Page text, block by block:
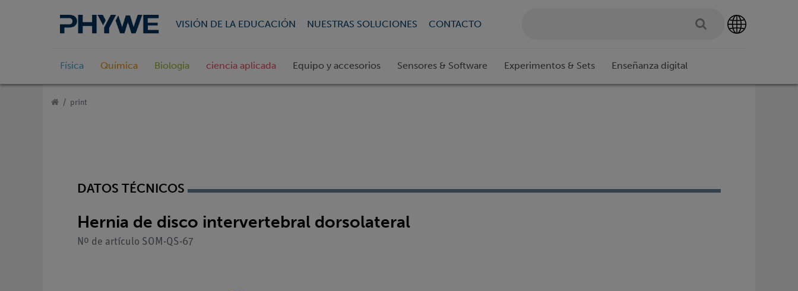
VISIÓN DE LA EDUCACIÓN NUESTRAS SOLUCIONES CONTACTO
Física Química Biologia ciencia aplicada Equipo y accesorios Sensores & Software Experimentos & Sets Enseñanza digital
print
DATOS TÉCNICOS
Hernia de disco intervertebral dorsolateral
Nº de artículo SOM-QS-67